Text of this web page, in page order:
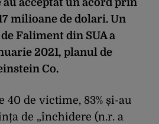
milioane de dolari. Un
Faliment din SUA a
2021, planul de
Co.
40 de victime, 83% și-au
de „închidere (n.r. a